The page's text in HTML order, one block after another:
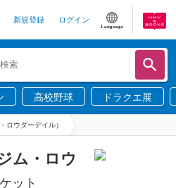
新規登録 ログイン
Language
高校野球 ドラクエ展
ロウダーデイル）
ム・ロウ
ット